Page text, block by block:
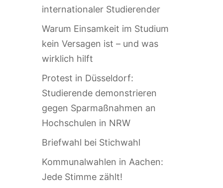
internationaler Studierender
Warum Einsamkeit im Studium
kein Versagen ist – und was
wirklich hilft
Protest in Düsseldorf:
Studierende demonstrieren
gegen Sparmaßnahmen an
Hochschulen in NRW
Briefwahl bei Stichwahl
Kommunalwahlen in Aachen:
Jede Stimme zählt!